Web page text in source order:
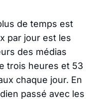
de temps est
par jour est les
des médias
trois heures et 53
chaque jour. En
passé avec les